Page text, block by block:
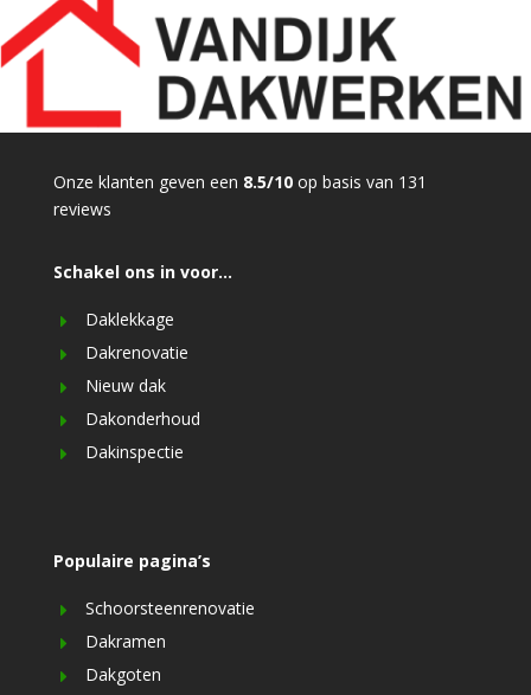
Onze klanten geven een 8.5/10 op basis van 131
reviews
Schakel ons in voor…
Daklekkage
Dakrenovatie
Nieuw dak
Dakonderhoud
Dakinspectie
Populaire pagina’s
Schoorsteenrenovatie
Dakramen
Dakgoten